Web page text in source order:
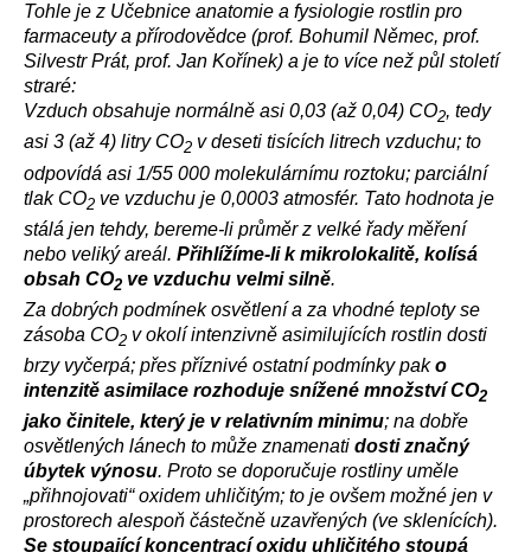
Tohle je z Učebnice anatomie a fysiologie rostlin pro
farmaceuty a přírodovědce (prof. Bohumil Němec, prof.
Silvestr Prát, prof. Jan Kořínek) a je to více než půl století
straré:
Vzduch obsahuje normálně asi 0,03 (až 0,04) CO2, tedy
asi 3 (až 4) litry CO2 v deseti tisících litrech vzduchu; to
odpovídá asi 1/55 000 molekulárnímu roztoku; parciální
tlak CO2 ve vzduchu je 0,0003 atmosfér. Tato hodnota je
stálá jen tehdy, bereme-li průměr z velké řady měření
nebo veliký areál. Přihlížíme-li k mikrolokalitě, kolísá
obsah CO2 ve vzduchu velmi silně.
Za dobrých podmínek osvětlení a za vhodné teploty se
zásoba CO2 v okolí intenzivně asimilujících rostlin dosti
brzy vyčerpá; přes příznivé ostatní podmínky pako
intenzitě asimilace rozhoduje snížené množství CO2
jako činitele, který je v relativním minimu; na dobře
osvětlených lánech to může znamenati dosti značný
úbytek výnosu. Proto se doporučuje rostliny uměle
„přihnojovati“ oxidem uhličitým; to je ovšem možné jen v
prostorech alespoň částečně uzavřených (ve sklenících).
Se stoupající koncentrací oxidu uhličitého stoupá